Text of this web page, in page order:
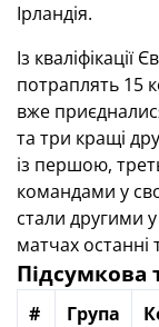
Ірландія.
Із кваліфікації
потраплять 15
вже
та три кращі
із першою,
командами у
стали другими
матчах останні
Підсумкова
# Група